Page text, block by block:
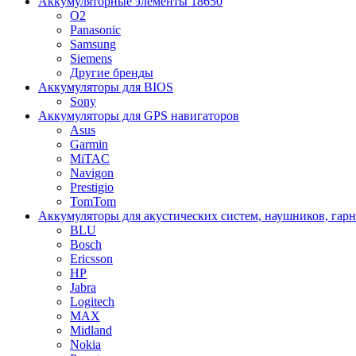
O2
Panasonic
Samsung
Siemens
Другие бренды
Аккумуляторы для BIOS
Sony
Аккумуляторы для GPS навигаторов
Asus
Garmin
MiTAC
Navigon
Prestigio
TomTom
Аккумуляторы для акустических систем, наушников,
BLU
Bosch
Ericsson
HP
Jabra
Logitech
MAX
Midland
Nokia